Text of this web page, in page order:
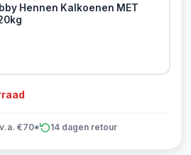
Hennen Kalkoenen MET
€70* 14 dagen retour